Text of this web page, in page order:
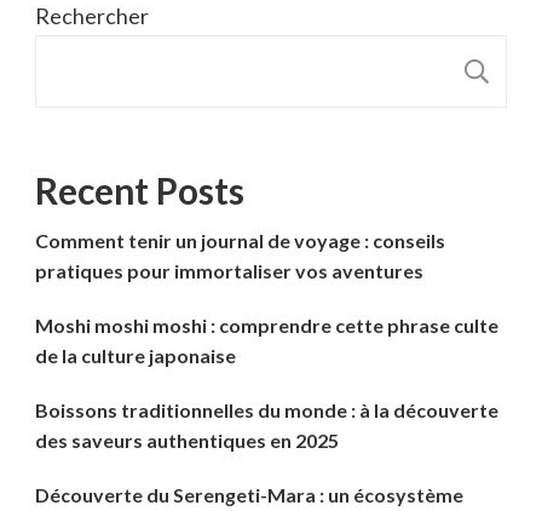
Rechercher
Recent Posts
Comment tenir un journal de voyage : conseils
pratiques pour immortaliser vos aventures
Moshi moshi moshi : comprendre cette phrase culte
de la culture japonaise
Boissons traditionnelles du monde : à la découverte
des saveurs authentiques en 2025
Découverte du Serengeti-Mara : un écosystème